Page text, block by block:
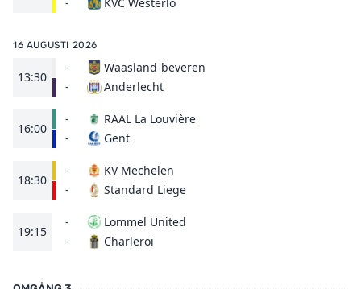
16 AUGUSTI 2026
13:30
-
-
Waasland-beveren
Anderlecht
16:00
-
-
RAAL La Louvière
Gent
18:30
-
-
KV Mechelen
Standard Liege
19:15
-
-
Lommel United
Charleroi